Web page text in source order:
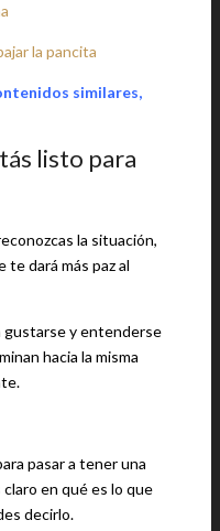
la pancita
similares,
listo para
la situación,
te dará más paz al
gustarse y entenderse
hacia la misma
pasar a tener una
en qué es lo que
decirlo.